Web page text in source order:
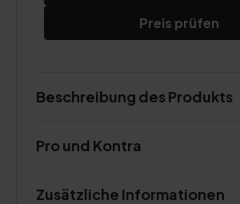
Preis prüfen
Beschreibung des Produkts
Pro und Kontra
Zusätzliche Informationen